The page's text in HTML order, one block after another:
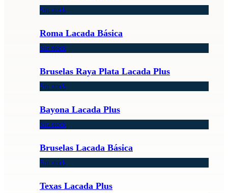
Sin stock
Roma Lacada Básica
Sin stock
Bruselas Raya Plata Lacada Plus
Sin stock
Bayona Lacada Plus
Sin stock
Bruselas Lacada Básica
Sin stock
Texas Lacada Plus